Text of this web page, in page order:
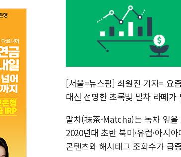
[서울=뉴스핌] 최원진 기자= 요
대신 선명한 초록빛 말차 라떼가
말차(抹茶·Matcha)는 녹차 잎
2020년대 초반 북미·유럽·아시
콘텐츠와 해시태그 조회수가 급